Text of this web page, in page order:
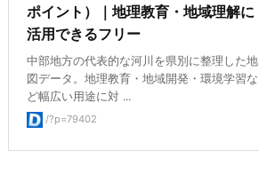
ポイント）｜地理教育・地域理解に
活用できるフリー
中部地方の代表的な河川を県別に整理した地
図データ。地理教育・地域開発・環境学習な
ど幅広い用途に対 ...
/?p=79402